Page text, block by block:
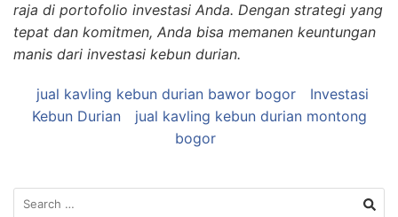
raja di portofolio investasi Anda. Dengan strategi yang
tepat dan komitmen, Anda bisa memanen keuntungan
manis dari investasi kebun durian.
jual kavling kebun durian bawor bogor
Investasi
Kebun Durian
jual kavling kebun durian montong
bogor
Search